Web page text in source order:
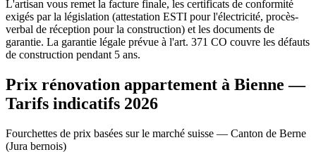
L'artisan vous remet la facture finale, les certificats de conformité
exigés par la législation (attestation ESTI pour l'électricité, procès-
verbal de réception pour la construction) et les documents de
garantie. La garantie légale prévue à l'art. 371 CO couvre les défauts
de construction pendant 5 ans.
Prix rénovation appartement à Bienne —
Tarifs indicatifs 2026
Fourchettes de prix basées sur le marché suisse — Canton de Berne
(Jura bernois)